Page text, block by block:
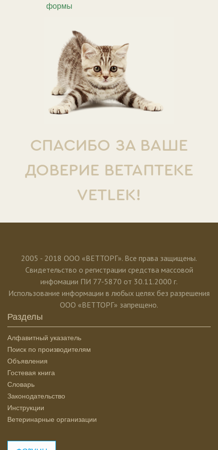
формы
СПАСИБО ЗА ВАШЕ
ДОВЕРИЕ ВЕТАПТЕКЕ
VETLEK!
2005 - 2018 ООО «ВЕТТОРГ». Все права защищены.
Свидетельство о регистрации средства массовой
инфомации ПИ 77-5870 от 30.11.2000 г.
Использование информации в любых целях без разрешения
ООО «ВЕТТОРГ» запрещено.
Разделы
Алфавитный указатель
Поиск по производителям
Объявления
Гостевая книга
Словарь
Законодательство
Инструкции
Ветеринарные организации